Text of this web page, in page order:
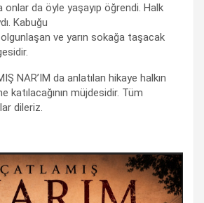
onlar da öyle yaşayıp öğrendi. Halk
Kabuğu
ve yarın sokağa taşacak
NAR’IM da anlatılan hikaye halkın
katılacağının müjdesidir. Tüm
dileriz.